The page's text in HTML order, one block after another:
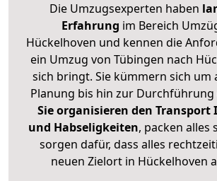
Die Umzugsexperten haben
Erfahrung im Bereich
Hückelhoven und kennen die
ein Umzug von Tübingen nach
sich bringt. Sie kümmern sich um
Planung bis hin zur Durchführung
Sie organisieren den Transport
und Habseligkeiten, packen alles
sorgen dafür, dass alles
neuen Zielort in Hückelhoven